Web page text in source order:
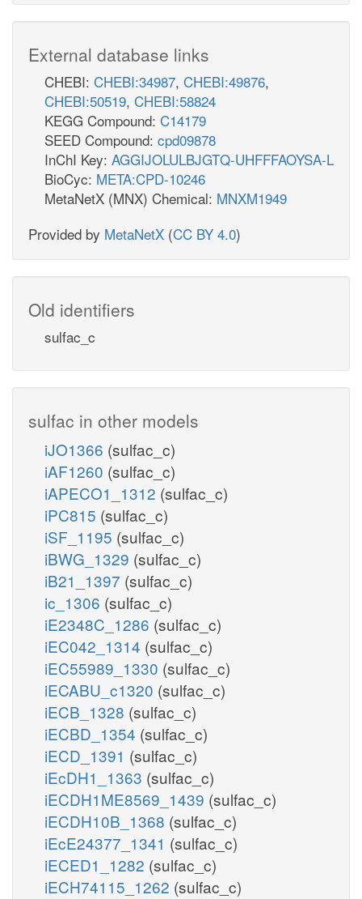
External database links
CHEBI: CHEBI:34987, CHEBI:49876,
CHEBI:50519, CHEBI:58824
KEGG Compound: C14179
SEED Compound: cpd09878
InChI Key: AGGIJOLULBJGTQ-UHFFFAOYSA-L
BioCyc: META:CPD-10246
MetaNetX (MNX) Chemical: MNXM1949
Provided by MetaNetX (CC BY 4.0)
Old identifiers
sulfac_c
sulfac in other models
iJO1366 (sulfac_c)
iAF1260 (sulfac_c)
iAPECO1_1312 (sulfac_c)
iPC815 (sulfac_c)
iSF_1195 (sulfac_c)
iBWG_1329 (sulfac_c)
iB21_1397 (sulfac_c)
ic_1306 (sulfac_c)
iE2348C_1286 (sulfac_c)
iEC042_1314 (sulfac_c)
iEC55989_1330 (sulfac_c)
iECABU_c1320 (sulfac_c)
iECB_1328 (sulfac_c)
iECBD_1354 (sulfac_c)
iECD_1391 (sulfac_c)
iEcDH1_1363 (sulfac_c)
iECDH1ME8569_1439 (sulfac_c)
iECDH10B_1368 (sulfac_c)
iEcE24377_1341 (sulfac_c)
iECED1_1282 (sulfac_c)
iECH74115_1262 (sulfac_c)